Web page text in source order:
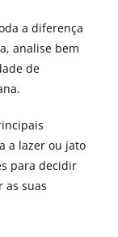
a diferença
analise bem
de
a lazer ou jato
para decidir
as suas